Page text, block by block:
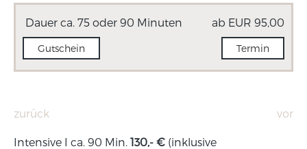
Dauer ca. 75 oder 90 Minuten ab EUR 95,00
Gutschein Termin
zurück vor
Intensive I ca. 90 Min. 130,- € (inklusive